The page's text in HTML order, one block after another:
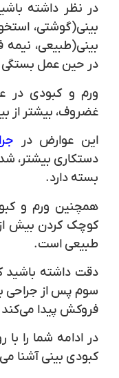
در نظر داشته
بینی(گوشتی،
بینی(طبیعی، نیمه
در حین عمل بستگی
ورم و کبودی در
غضروف، بیشتر از
این عوارض در
دستکاری بیشتر،
بسته دارد.
همچنین ورم و
کوچک کردن بیش از
طبیعی است.
دقت داشته باشید
سوم پس از جراحی
فروکش پیدا می‌کند.
در ادامه شما را
کبودی بینی آشنا